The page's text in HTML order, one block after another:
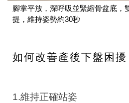
腳掌平放，深呼吸並緊縮骨盆底，
提，維持姿勢約30秒
如何改善產後下盤困擾
1.維持正確站姿